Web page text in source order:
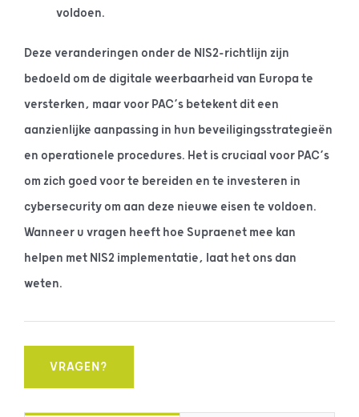
voldoen.
Deze veranderingen onder de NIS2-richtlijn zijn
bedoeld om de digitale weerbaarheid van Europa te
versterken, maar voor PAC’s betekent dit een
aanzienlijke aanpassing in hun beveiligingsstrategieën
en operationele procedures. Het is cruciaal voor PAC’s
om zich goed voor te bereiden en te investeren in
cybersecurity om aan deze nieuwe eisen te voldoen.
Wanneer u vragen heeft hoe Supraenet mee kan
helpen met NIS2 implementatie, laat het ons dan
weten.
VRAGEN?